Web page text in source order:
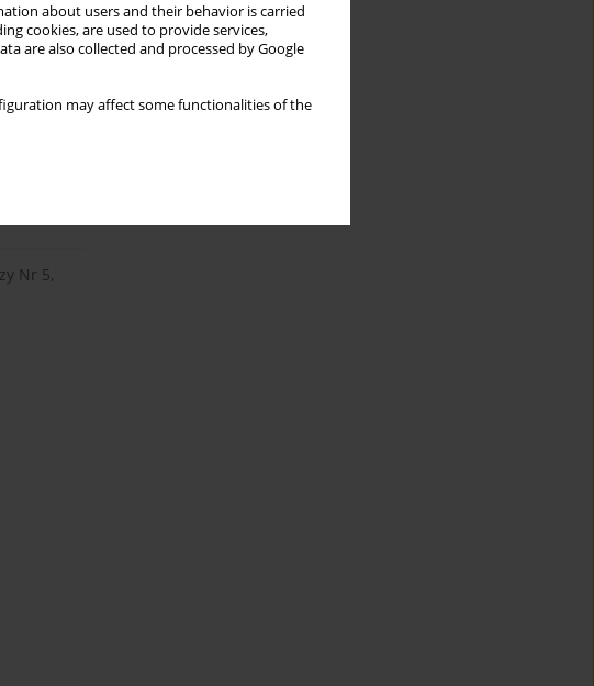
about users and their behavior is carried
cookies, are used to provide services,
are also collected and processed by Google
may affect some functionalities of the
Nr 5,